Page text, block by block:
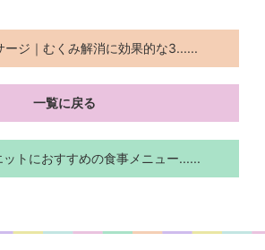
ージ｜むくみ解消に効果的な3......
一覧に戻る
ットにおすすめの食事メニュー......